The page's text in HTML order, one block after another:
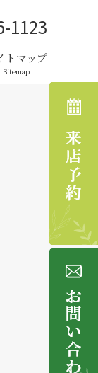
1123
トマップ
Sitemap